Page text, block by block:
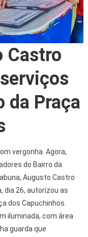
Castro
da Praça
vergonha. Agora,
do Bairro da
Augusto Castro
dia 26, autorizou as
dos Capuchinhos.
iluminada, com área
guarda que